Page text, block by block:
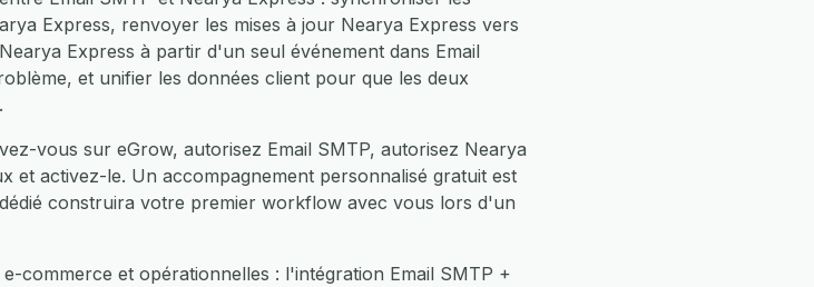
Express, renvoyer les mises à jour Nearya Express vers
Express à partir d'un seul événement dans Email
et unifier les données client pour que les deux
vous sur eGrow, autorisez Email SMTP, autorisez Nearya
et activez-le. Un accompagnement personnalisé gratuit est
construira votre premier workflow avec vous lors d'un
commerce et opérationnelles : l'intégration Email SMTP +